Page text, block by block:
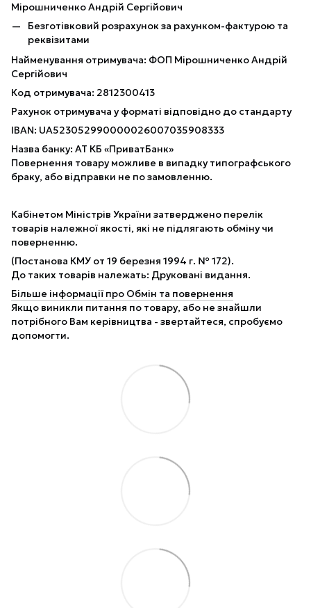
Мірошниченко Андрій Сергійович
Безготівковий розрахунок за рахунком-фактурою та
реквізитами
Найменування отримувача: ФОП Мірошниченко Андрій
Сергійович
Код отримувача: 2812300413
Рахунок отримувача у форматі відповідно до стандарту
IBAN: UA523052990000026007035908333
Назва банку: АТ КБ «ПриватБанк»
Повернення товару можливе в випадку типографського
браку, або відправки не по замовленню.
Кабінетом Міністрів України затверджено перелік
товарів належної якості, які не підлягають обміну чи
поверненню.
(Постанова КМУ от 19 березня 1994 г. № 172).
До таких товарів належать: Друковані видання.
Більше інформації про Обмін та повернення
Якщо виникли питання по товару, або не знайшли
потрібного Вам керівництва - звертайтеся, спробуємо
допомогти.